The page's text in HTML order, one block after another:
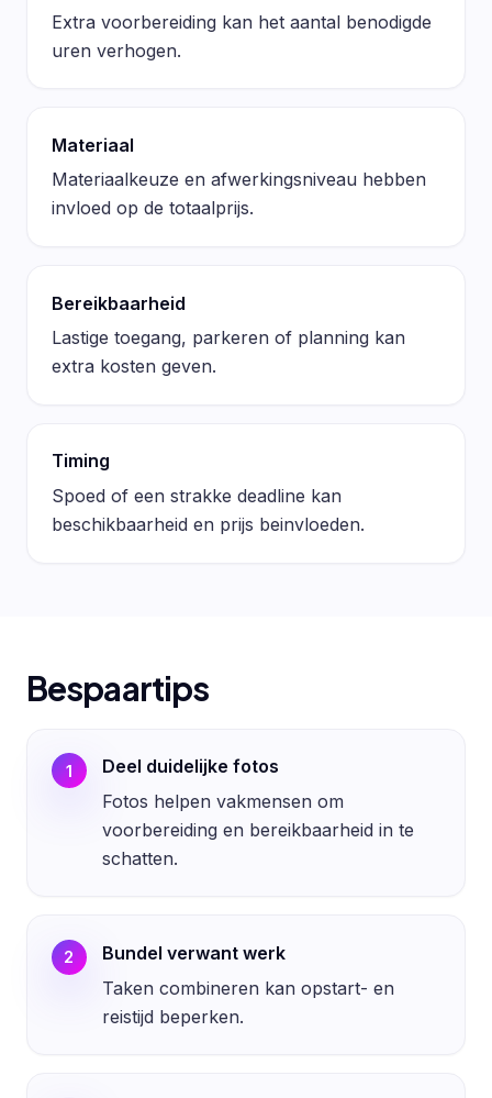
Extra voorbereiding kan het aantal benodigde
uren verhogen.
Materiaal
Materiaalkeuze en afwerkingsniveau hebben
invloed op de totaalprijs.
Bereikbaarheid
Lastige toegang, parkeren of planning kan
extra kosten geven.
Timing
Spoed of een strakke deadline kan
beschikbaarheid en prijs beinvloeden.
Bespaartips
1
Deel duidelijke fotos
Fotos helpen vakmensen om
voorbereiding en bereikbaarheid in te
schatten.
2
Bundel verwant werk
Taken combineren kan opstart- en
reistijd beperken.